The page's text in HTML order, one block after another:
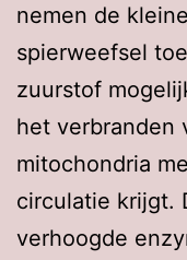
nemen de
spierweefsel
zuurstof
het verbranden
mitochondria
circulatie krijgt.
verhoogde